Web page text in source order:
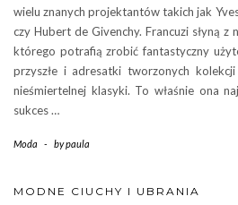
wielu znanych projektantów takich jak
czy Hubert de Givenchy. Francuzi słyną z
którego potrafią zrobić fantastyczny
przyszłe i adresatki tworzonych
nieśmiertelnej klasyki. To właśnie ona
sukces …
Moda - bypaula
MODNE CIUCHY I UBRANIA